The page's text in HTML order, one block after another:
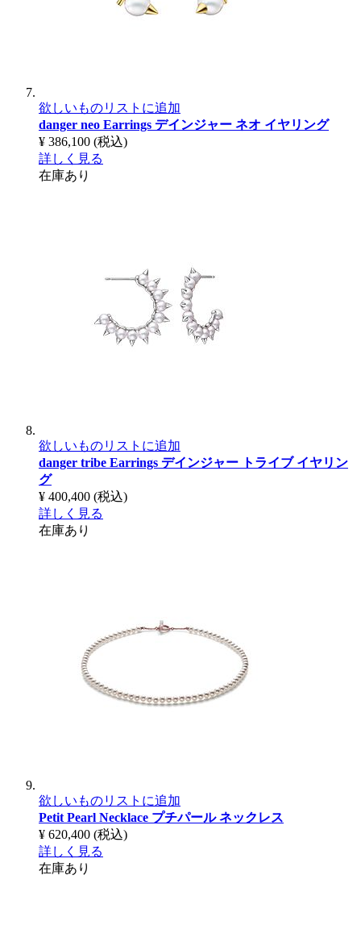
欲しいものリストに追加
danger neo Earrings デインジャー ネオ イヤリング
¥ 386,100 (税込)
詳しく見る
在庫あり
欲しいものリストに追加
danger tribe Earrings デインジャー トライブ イヤリン
グ
¥ 400,400 (税込)
詳しく見る
在庫あり
欲しいものリストに追加
Petit Pearl Necklace プチパール ネックレス
¥ 620,400 (税込)
詳しく見る
在庫あり